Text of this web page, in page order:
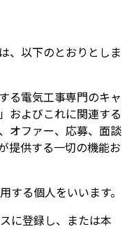
、以下のとおりとしま
る電気工事専門のキャ
およびこれに関連する
オファー、応募、面談
提供する一切の機能お
する個人をいいます。
に登録し、または本